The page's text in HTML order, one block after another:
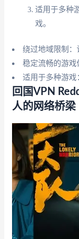
适用于多种
戏。
绕过地域限制：
稳定流畅的游戏
适用于多种游戏
回国VPN
人的网络桥梁